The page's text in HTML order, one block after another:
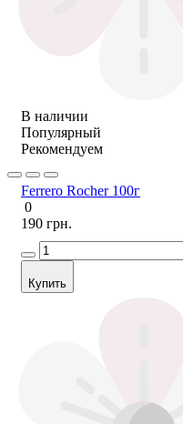
В наличии
Популярный
Рекомендуем
Ferrero Rocher 100г
0
190 грн.
Купить